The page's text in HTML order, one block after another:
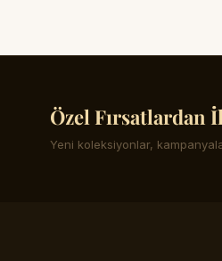
Özel Fırsatlardan
Yeni koleksiyonlar,